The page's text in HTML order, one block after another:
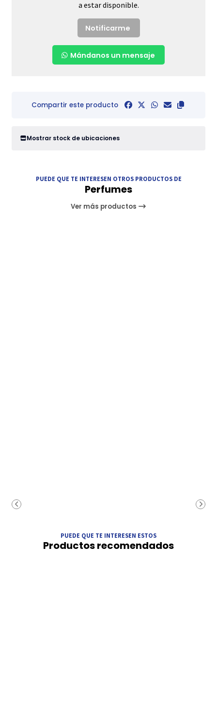
a estar disponible.
Notificarme
Mándanos un mensaje
Compartir este producto
Mostrar stock de ubicaciones
PUEDE QUE TE INTERESEN OTROS PRODUCTOS DE
Perfumes
Ver más productos
PUEDE QUE TE INTERESEN ESTOS
Productos recomendados